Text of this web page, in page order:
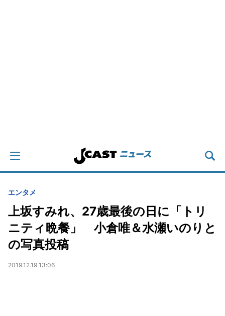
エンタメ
上坂すみれ、27歳最後の日に「トリ
ニティ晩餐」 小倉唯＆水瀬いのりと
の写真投稿
2019.12.19 13:06